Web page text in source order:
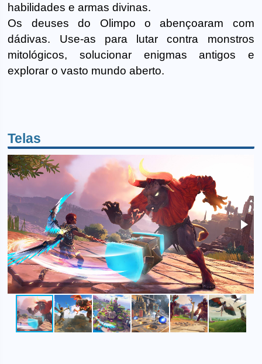
habilidades e armas divinas.
Os deuses do Olimpo o abençoaram com
dádivas. Use-as para lutar contra monstros
mitológicos, solucionar enigmas antigos e
explorar o vasto mundo aberto.
Telas